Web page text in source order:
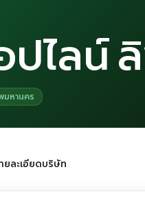
ปไลน์
มหานคร
ยละเอียดบริษัท